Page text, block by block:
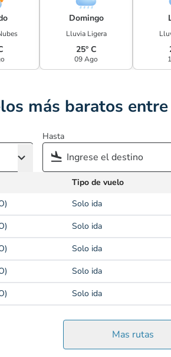
Domingo
Lluvia Ligera
25° C
09 Ago
más baratos
Hasta
Tipo de vuelo
Solo ida
Solo ida
Solo ida
Solo ida
Solo ida
Mas rutas